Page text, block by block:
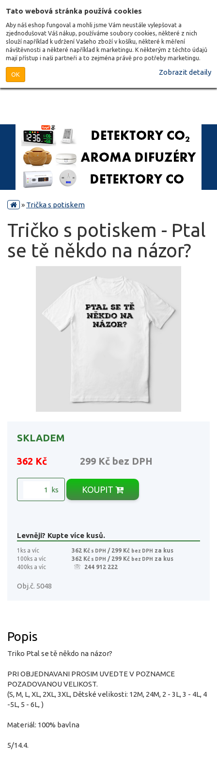
Tato webová stránka používá cookies
Aby náš eshop fungoval a mohli jsme Vám neustále vylepšovat a
zjednodušovat Váš nákup, používáme soubory cookies, některé z nich
slouží například k udržení Vašeho zboží v košíku, některé k měření
návštěvnosti a některé například k marketingu. K některým z těchto údajů
mají přístup i naši partneři a to zejména právě pro potřeby marketingu.
OK Zobrazit detaily
» Trička s potiskem
Tričko s potiskem - Ptal
se tě někdo na názor?
SKLADEM
362 Kč 299 Kč bez DPH
ks KOUPIT
Levněji? Kupte více kusů.
1ks a víc 362 Kč s DPH / 299 Kč bez DPH za kus
100ks a víc
362 Kč s DPH / 299 Kč bez DPH za kus
400ks a víc
244 912 222
Obj.č. 5048
Popis
Triko Ptal se tě někdo na názor?
PRI OBJEDNAVANI PROSIM UVEDTE V POZNAMCE
POZADOVANOU VELIKOST.
(S, M, L, XL, 2XL, 3XL, Dětské velikosti: 12M, 24M, 2 - 3L, 3 - 4L, 4
-5L, 5 - 6L, )
Materiál: 100% bavlna
5/14.4.